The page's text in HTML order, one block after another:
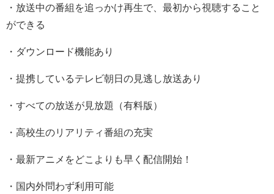
・放送中の番組を追っかけ再生で、最初から視聴すること
ができる
・ダウンロード機能あり
・提携しているテレビ朝日の見逃し放送あり
・すべての放送が見放題（有料版）
・高校生のリアリティ番組の充実
・最新アニメをどこよりも早く配信開始！
・国内外問わず利用可能